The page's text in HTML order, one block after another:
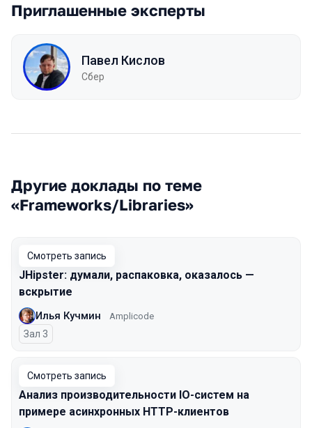
Приглашенные эксперты
Павел Кислов
Сбер
Другие доклады по теме
«Frameworks/Libraries»
Смотреть запись
JHipster: думали, распаковка, оказалось —
вскрытие
Илья Кучмин Amplicode
Зал 3
Смотреть запись
Анализ производительности IO-систем на
примере асинхронных HTTP-клиентов